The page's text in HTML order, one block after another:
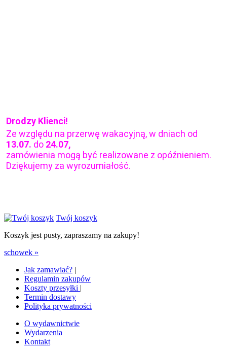
Drodzy Klienci!
Ze względu na przerwę wakacyjną, w dniach od
13.07. do 24.07,
zamówienia mogą być realizowane z opóźnieniem.
Dziękujemy za wyrozumiałość.
Twój koszyk
Koszyk jest pusty, zapraszamy na zakupy!
schowek »
Jak zamawiać? |
Regulamin zakupów
Koszty przesyłki |
Termin dostawy
Polityka prywatności
O wydawnictwie
Wydarzenia
Kontakt